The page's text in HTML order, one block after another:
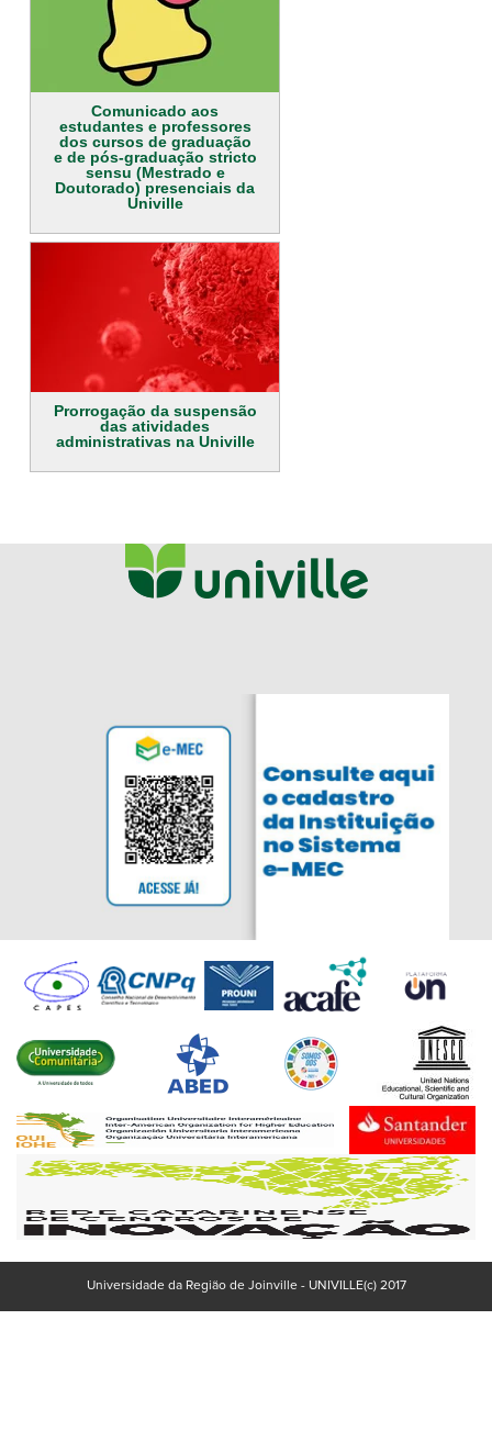
Comunicado aos
estudantes e professores
dos cursos de graduação
e de pós-graduação stricto
sensu (Mestrado e
Doutorado) presenciais da
Univille
Prorrogação da suspensão
das atividades
administrativas na Univille
Universidade da Região de Joinville - UNIVILLE(c) 2017